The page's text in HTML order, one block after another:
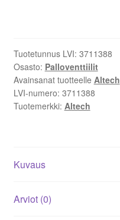
määrä
Tuotetunnus LVI: 3711388
Osasto: Palloventtiilit
Avainsanat tuotteelle Altech
LVI-numero: 3711388
Tuotemerkki: Altech
Kuvaus
Arviot (0)